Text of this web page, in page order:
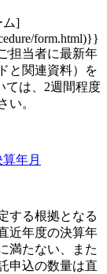
ム]
form.html)}}
担当者に最新年
と関連資料）を
ては、2週間程度
い。
年月
する根拠となる
近年度の決算年
満たない、また
申込の数量は直